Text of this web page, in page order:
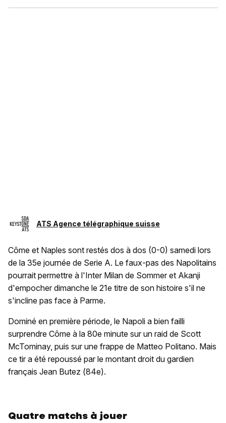
ATS Agence télégraphique suisse
Côme et Naples sont restés dos à dos (0-0) samedi lors
de la 35e journée de Serie A. Le faux-pas des Napolitains
pourrait permettre à l'Inter Milan de Sommer et Akanji
d'empocher dimanche le 21e titre de son histoire s'il ne
s'incline pas face à Parme.
Dominé en première période, le Napoli a bien failli
surprendre Côme à la 80e minute sur un raid de Scott
McTominay, puis sur une frappe de Matteo Politano. Mais
ce tir a été repoussé par le montant droit du gardien
français Jean Butez (84e).
Quatre matchs à jouer